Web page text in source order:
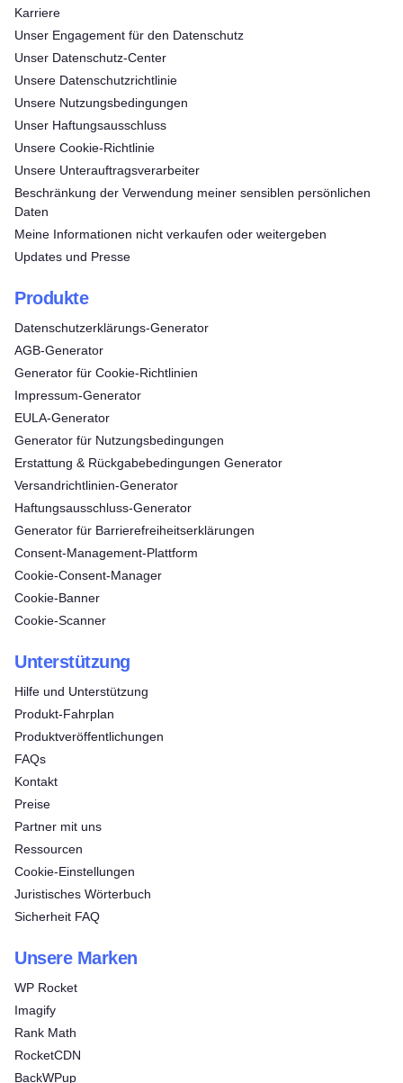
Karriere
Unser Engagement für den Datenschutz
Unser Datenschutz-Center
Unsere Datenschutzrichtlinie
Unsere Nutzungsbedingungen
Unser Haftungsausschluss
Unsere Cookie-Richtlinie
Unsere Unterauftragsverarbeiter
Beschränkung der Verwendung meiner sensiblen persönlichen
Daten
Meine Informationen nicht verkaufen oder weitergeben
Updates und Presse
Produkte
Datenschutzerklärungs-Generator
AGB-Generator
Generator für Cookie-Richtlinien
Impressum-Generator
EULA-Generator
Generator für Nutzungsbedingungen
Erstattung & Rückgabebedingungen Generator
Versandrichtlinien-Generator
Haftungsausschluss-Generator
Generator für Barrierefreiheitserklärungen
Consent‑Management‑Plattform
Cookie-Consent-Manager
Cookie-Banner
Cookie-Scanner
Unterstützung
Hilfe und Unterstützung
Produkt-Fahrplan
Produktveröffentlichungen
FAQs
Kontakt
Preise
Partner mit uns
Ressourcen
Cookie-Einstellungen
Juristisches Wörterbuch
Sicherheit FAQ
Unsere Marken
WP Rocket
Imagify
Rank Math
RocketCDN
BackWPup